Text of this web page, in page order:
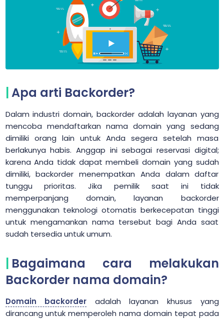
Apa arti Backorder?
Dalam industri domain, backorder adalah layanan yang
mencoba mendaftarkan nama domain yang sedang
dimiliki orang lain untuk Anda segera setelah masa
berlakunya habis. Anggap ini sebagai reservasi digital;
karena Anda tidak dapat membeli domain yang sudah
dimiliki, backorder menempatkan Anda dalam daftar
tunggu prioritas. Jika pemilik saat ini tidak
memperpanjang domain, layanan backorder
menggunakan teknologi otomatis berkecepatan tinggi
untuk mengamankan nama tersebut bagi Anda saat
sudah tersedia untuk umum.
Bagaimana cara melakukan
Backorder nama domain?
Domain backorder adalah layanan khusus yang
dirancang untuk memperoleh nama domain tepat pada